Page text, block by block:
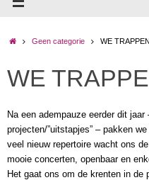
HomeGeen categorie WE
WE
Na een adempauze eerder dit
projecten/”uitstapjes” – pakken
veel nieuw repertoire wacht ons
mooie concerten, openbaar en
Het gaat ons om de krenten in de